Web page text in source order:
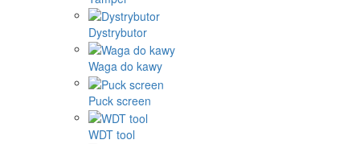
Dystrybutor
Waga do kawy
Puck screen
WDT tool